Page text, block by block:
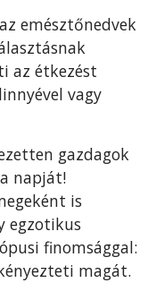
emésztőnedvek
az étkezést
vagy
gazdagok
napját!
is
egzotikus
finomsággal:
magát.